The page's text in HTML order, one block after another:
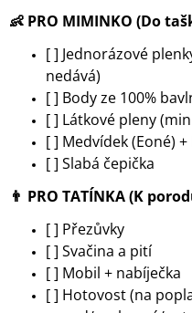
👶 PRO MIMINKO (Do
[ ] Jednorázové
nedává)
[ ] Body ze 100%
[ ] Látkové pleny
[ ] Medvídek (Eoné)
[ ] Slabá čepička
👨 PRO TATÍNKA (K
[ ] Přezůvky
[ ] Svačina a pití
[ ] Mobil + nabíječka
[ ] Hotovost (na